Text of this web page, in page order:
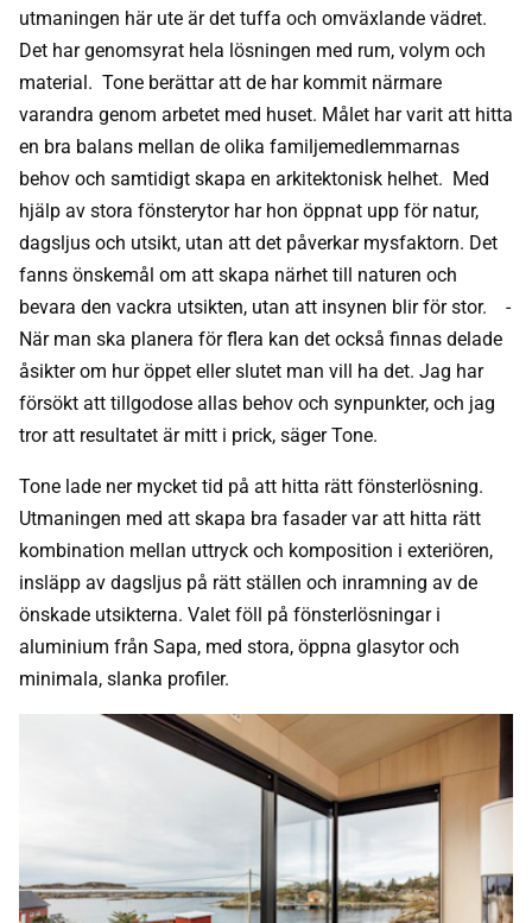
utmaningen här ute är det tuffa och omväxlande vädret.
Det har genomsyrat hela lösningen med rum, volym och
material. Tone berättar att de har kommit närmare
varandra genom arbetet med huset. Målet har varit att hitta
en bra balans mellan de olika familjemedlemmarnas
behov och samtidigt skapa en arkitektonisk helhet. Med
hjälp av stora fönsterytor har hon öppnat upp för natur,
dagsljus och utsikt, utan att det påverkar mysfaktorn. Det
fanns önskemål om att skapa närhet till naturen och
bevara den vackra utsikten, utan att insynen blir för stor. -
När man ska planera för flera kan det också finnas delade
åsikter om hur öppet eller slutet man vill ha det. Jag har
försökt att tillgodose allas behov och synpunkter, och jag
tror att resultatet är mitt i prick, säger Tone.
Tone lade ner mycket tid på att hitta rätt fönsterlösning.
Utmaningen med att skapa bra fasader var att hitta rätt
kombination mellan uttryck och komposition i exteriören,
insläpp av dagsljus på rätt ställen och inramning av de
önskade utsikterna. Valet föll på fönsterlösningar i
aluminium från Sapa, med stora, öppna glasytor och
minimala, slanka profiler.